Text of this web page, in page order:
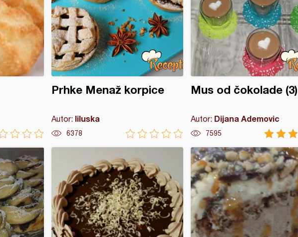
Prhke Menaž korpice
Autor: liluska
6378
Mus od čokolade (3)
Autor: Dijana Ademovic
7595